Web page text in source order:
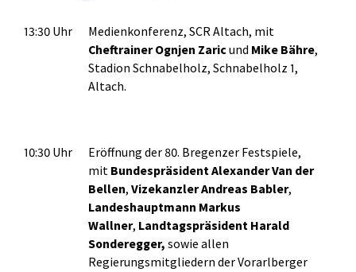
13:30 Uhr
Medienkonferenz, SCR Altach, mit
Cheftrainer Ognjen Zaricund Mike Bähre,
Stadion Schnabelholz, Schnabelholz 1,
Altach.
10:30 Uhr
Eröffnung der 80. Bregenzer Festspiele,
mit Bundespräsident Alexander Van der
Bellen, Vizekanzler Andreas Babler,
Landeshauptmann Markus
Wallner, Landtagspräsident Harald
Sonderegger,sowie allen
Regierungsmitgliedern der Vorarlberger